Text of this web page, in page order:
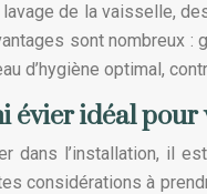
de la vaisselle,
sont nombreux :
d’hygiène optimal,
évier idéal
dans l’installation, il
considérations à